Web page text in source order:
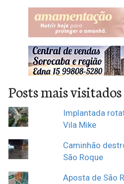
Posts mais visitados
Implantada
Vila Mike
Caminhão
São Roque
Aposta de São